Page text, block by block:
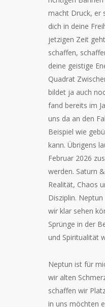
macht Druck, er
dich in deine
jetzigen Zeit
schaffen,
deine geistige
Quadrat
bildet ja auch
fand bereits im
uns da an den
Beispiel wie
kann. Übrigens
Februar 2026
werden. Saturn
Realität, Chaos
Disziplin.
wir klar sehen
Sprünge in der
und Spiritualität
Neptun ist für
wir alten
schaffen wir
in uns möchten